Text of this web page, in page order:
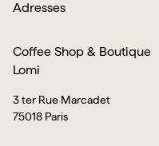
Adresses
Coffee Shop & Boutique
Lomi
3 ter Rue Marcadet
75018 Paris